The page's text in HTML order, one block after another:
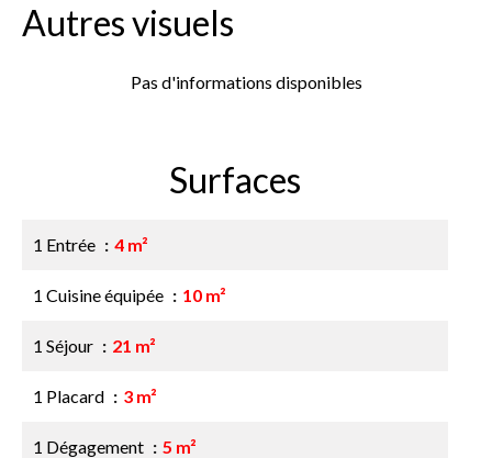
Autres visuels
Pas d'informations disponibles
Surfaces
1 Entrée 4 m²
1 Cuisine équipée 10 m²
1 Séjour 21 m²
1 Placard 3 m²
1 Dégagement 5 m²